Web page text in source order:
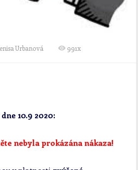
Urbanová 991x
10.9 2020:
nebyla prokázána nákaza!